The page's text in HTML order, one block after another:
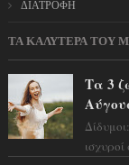
ΔΙΑΤΡΟΦΗ
ΤΑ ΚΑΛΥΤΕΡΑ ΤΟΥ
Τα 3